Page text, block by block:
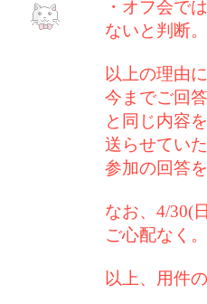
・オフ会で
ないと判断。
以上の理由
今までご回
と同じ内容を
送らせてい
参加の回答
なお、4/30(
ご心配なく。
以上、用件